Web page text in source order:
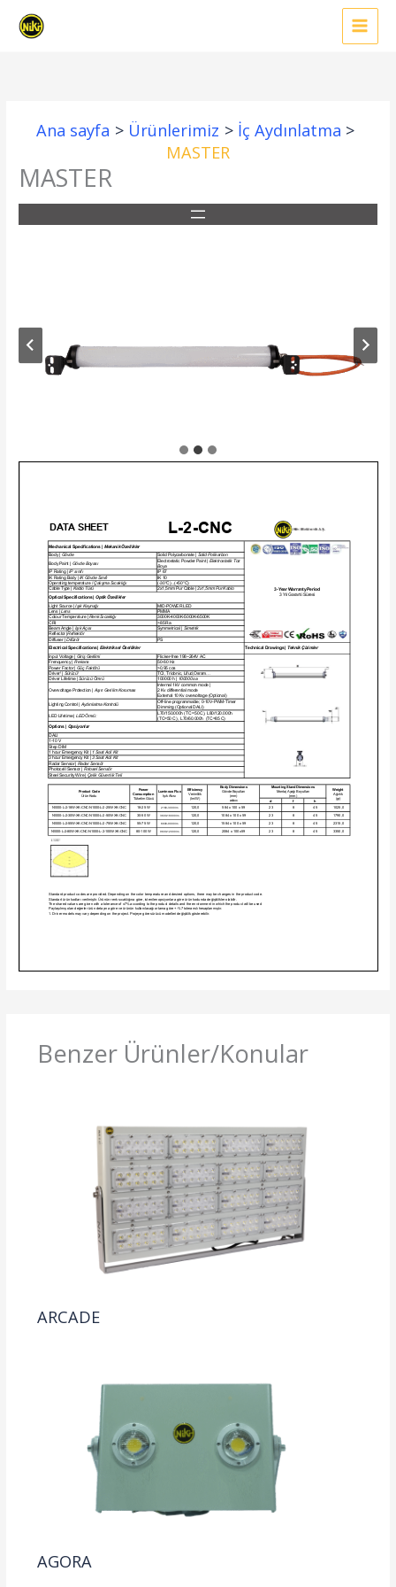
atla
Ana sayfa Ürünlerimiz
İç Aydınlatma
MASTER
MASTER
Benzer Ürünler/Konular
ARCADE
AGORA